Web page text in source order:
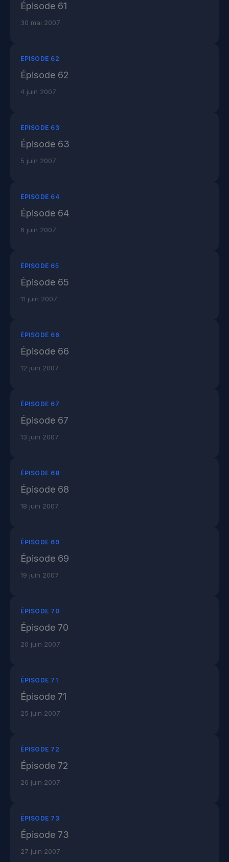
Épisode 61
30 mai 2007
ÉPISODE 62
Épisode 62
4 juin 2007
ÉPISODE 63
Épisode 63
5 juin 2007
ÉPISODE 64
Épisode 64
6 juin 2007
ÉPISODE 65
Épisode 65
11 juin 2007
ÉPISODE 66
Épisode 66
12 juin 2007
ÉPISODE 67
Épisode 67
13 juin 2007
ÉPISODE 68
Épisode 68
18 juin 2007
ÉPISODE 69
Épisode 69
19 juin 2007
ÉPISODE 70
Épisode 70
20 juin 2007
ÉPISODE 71
Épisode 71
25 juin 2007
ÉPISODE 72
Épisode 72
26 juin 2007
ÉPISODE 73
Épisode 73
27 juin 2007